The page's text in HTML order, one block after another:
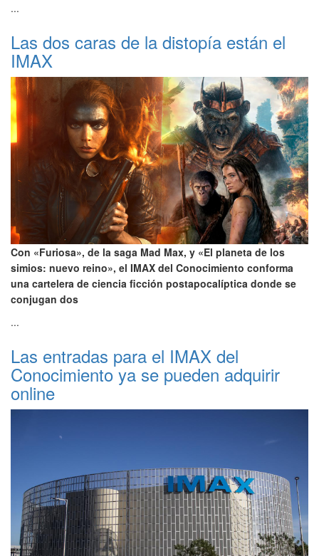
...
Las dos caras de la distopía están el
IMAX
Con «Furiosa», de la saga Mad Max, y «El planeta de los
simios: nuevo reino», el IMAX del Conocimiento conforma
una cartelera de ciencia ficción postapocalíptica donde se
conjugan dos
...
Las entradas para el IMAX del
Conocimiento ya se pueden adquirir
online